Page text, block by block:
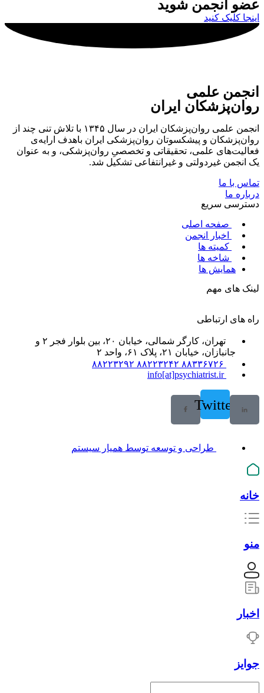
عضو انجمن شوید
اینجا کلیک کنید
انجمن علمی
روان‌پزشکان ایران
انجمن علمی روان‌پزشکان ایران در سال ۱۳۴۵ با تلاش تنی چند از
روان‌پزشکان و پیشکسوتان روان‌پزشکی ایران باهدف ارایه‌ی
فعالیت‌های علمی، تحقیقاتی و تخصصیِ روان‌پزشکی، و به عنوان
یک انجمن غیردولتی و غیرانتفاعی تشکیل شد.
تماس با ما
درباره ما
دسترسی سریع
صفحه اصلی
اخبار انجمن
کمیته ها
شاخه ها
همایش ها
لینک های مهم
راه های ارتباطی
تهران، کارگر شمالی، خیابان ۲۰، بین بلوار فجر ۲ و
جانبازان، خیابان ۲۱، پلاک ۶۱، واحد ۲
۸۸۳۳۶۷۲۶ ۸۸۲۲۳۲۴۲ ۸۸۲۲۳۲۹۲
info[at]psychiatrist.ir
Twitter
طراحی و توسعه توسط همیار سیستم
خانه
منو
اخبار
جوایز